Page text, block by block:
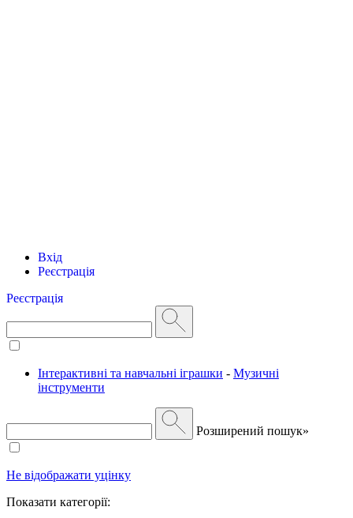
Вхід
Реєстрація
Реєстрація
Інтерактивні та навчальні іграшки - Музичні
інструменти
Розширений пошук»
Не відображати уцінку
Показати категорії: